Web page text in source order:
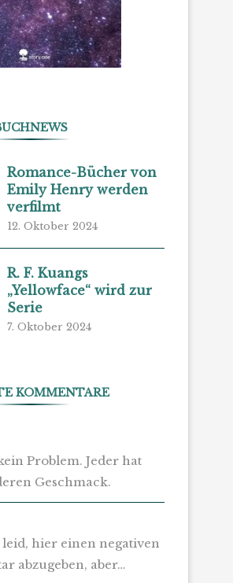
Romance-Bücher von
Emily Henry werden
verfilmt
12. Oktober 2024
R. F. Kuangs
„Yellowface“ wird zur
Serie
7. Oktober 2024
KOMMENTARE
Problem. Jeder hat
Geschmack.
hier einen negativen
abzugeben, aber…